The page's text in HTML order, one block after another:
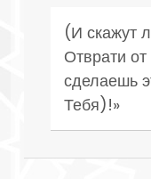
(И скажут
Отврати
сделаешь
Тебя)!»